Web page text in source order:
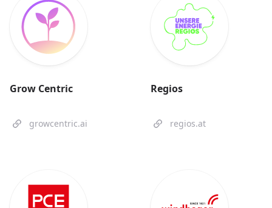
Grow Centric
growcentric.ai
Regios
regios.at